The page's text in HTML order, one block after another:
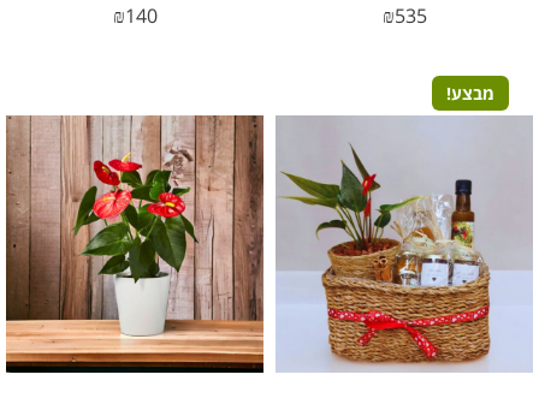
₪535
₪140
מבצע!